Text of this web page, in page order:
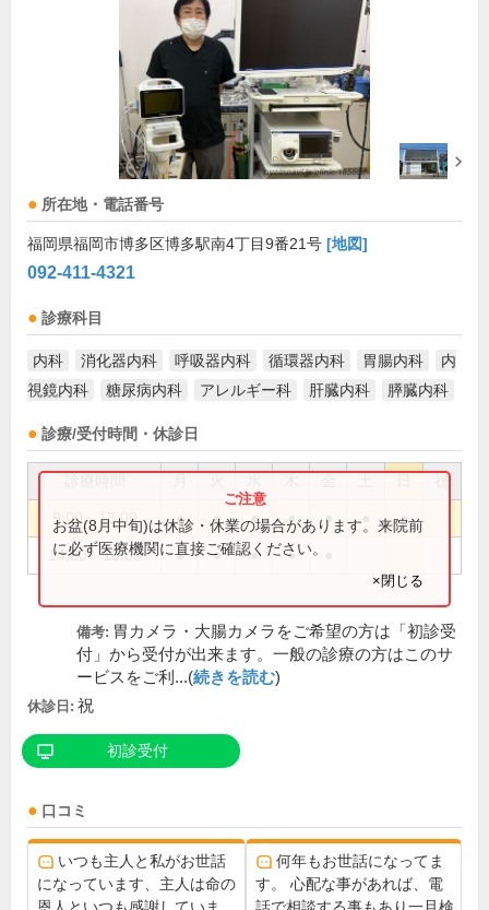
所在地・電話番号
福岡県福岡市博多区博多駅南4丁目9番21号 [地図]
092-411-4321
診療科目
内科 消化器内科 呼吸器内科 循環器内科 胃腸内科
内
視鏡内科
糖尿病内科 アレルギー科 肝臓内科 膵臓内科
診療/受付時間・休診日
祝
9:00～13:00 ● ● ● ● ● ●
14:30～18:00 ● ● ● ●
お盆(8月中旬)は休診・休業の場合があります。来院前
に必ず医療機関に直接ご確認ください。
×閉じる
備考: 胃カメラ・大腸カメラをご希望の方は「初診受
付」から受付が出来ます。一般の診療の方はこのサ
ービスをご利...(続きを読む)
休診日: 祝
初診受付
口コミ
いつも主人と私がお世話
になっています、主人は命の
何年もお世話になってま
す。 心配な事があれば、電